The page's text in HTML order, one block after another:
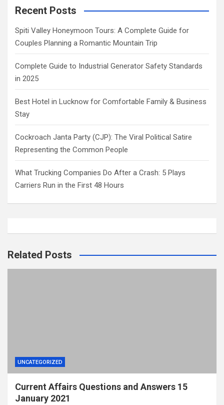
Recent Posts
Spiti Valley Honeymoon Tours: A Complete Guide for
Couples Planning a Romantic Mountain Trip
Complete Guide to Industrial Generator Safety Standards
in 2025
Best Hotel in Lucknow for Comfortable Family & Business
Stay
Cockroach Janta Party (CJP): The Viral Political Satire
Representing the Common People
What Trucking Companies Do After a Crash: 5 Plays
Carriers Run in the First 48 Hours
Related Posts
UNCATEGORIZED
Current Affairs Questions and Answers 15
January 2021